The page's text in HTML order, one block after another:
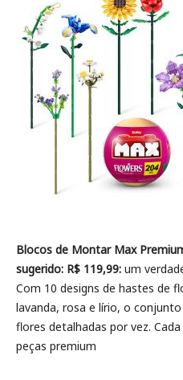
Blocos de Montar Max
sugerido: R$ 119,99: um
Com 10 designs de hastes de
lavanda, rosa e lírio, o
flores detalhadas por vez.
peças premium